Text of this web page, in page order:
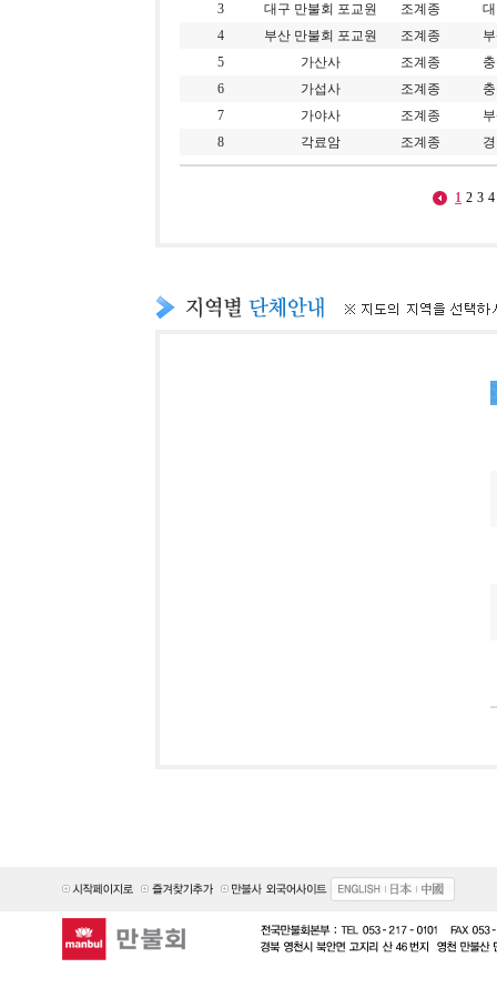
3
대구 만불회 포교원 조계종
4
부산 만불회 포교원 조계종
5
가산사 조계종
6
가섭사 조계종
7
가야사 조계종
8
각료암 조계종
1 2 3 4